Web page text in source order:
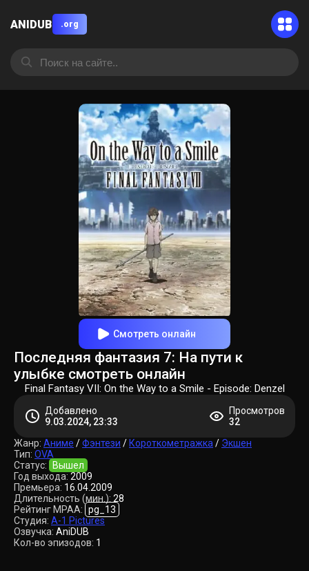
ANIDUB .org
Смотреть онлайн
Последняя фантазия 7: На пути к
улыбке смотреть онлайн
Final Fantasy VII: On the Way to a Smile - Episode: Denzel
Добавлено
9.03.2024, 23:33
Просмотров
32
Жанр: Аниме /Фэнтези /Короткометражка / Экшен
Тип: OVA
Статус: Вышел
Год выхода:2009
Премьера: 16.04.2009
Длительность (мин.): 28
Рейтинг MPAA: pg_13
Студия: A-1 Pictures
Озвучка: AniDUB
Кол-во эпизодов: 1